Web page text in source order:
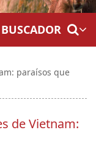
BUSCADOR
paraísos que
de Vietnam: